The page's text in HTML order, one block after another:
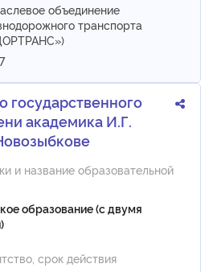
объединение
транспорта
государственного
академика И.Г.
и название образовательной
образование (с двумя
срок действия